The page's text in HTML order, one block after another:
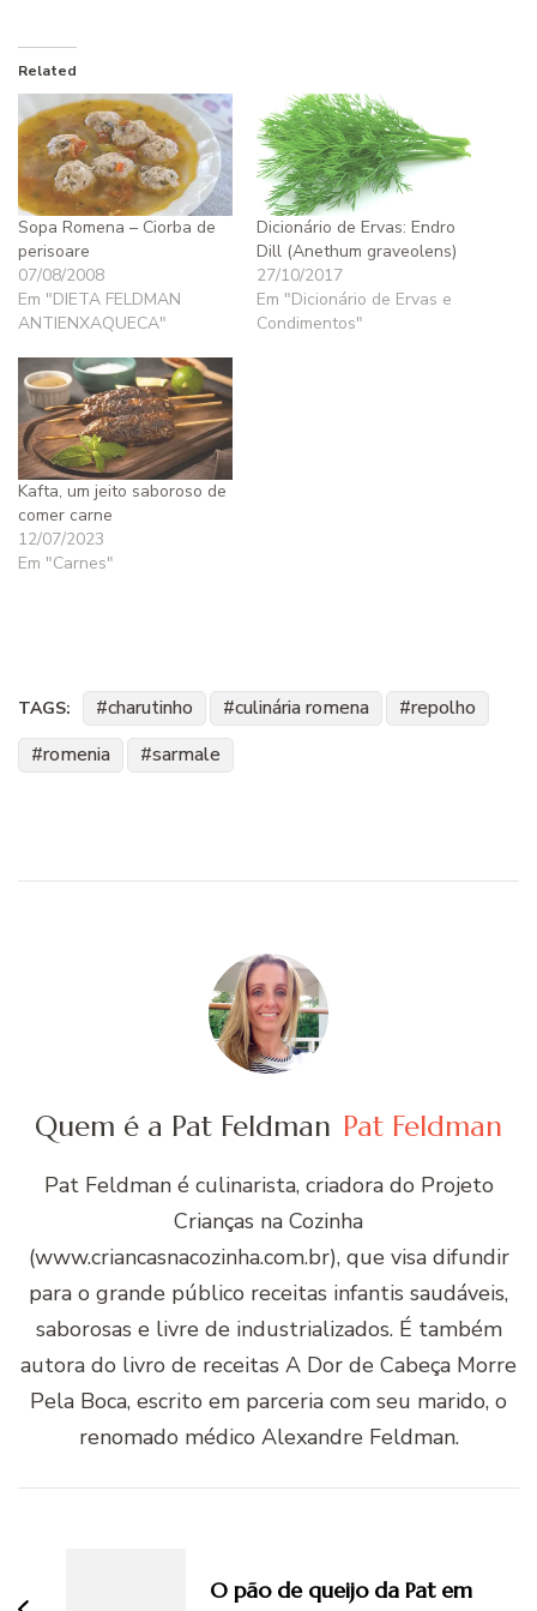
Related
Sopa Romena – Ciorba de
perisoare
07/08/2008
Em "DIETA FELDMAN
ANTIENXAQUECA"
Dicionário de Ervas: Endro
Dill (Anethum graveolens)
27/10/2017
Em "Dicionário de Ervas e
Condimentos"
Kafta, um jeito saboroso de
comer carne
12/07/2023
Em "Carnes"
TAGS: charutinho culinária romena
repolho
romenia
sarmale
Quem é a Pat Feldman Pat Feldman
Pat Feldman é culinarista, criadora do Projeto
Crianças na Cozinha
(www.criancasnacozinha.com.br), que visa difundir
para o grande público receitas infantis saudáveis,
saborosas e livre de industrializados. É também
autora do livro de receitas A Dor de Cabeça Morre
Pela Boca, escrito em parceria com seu marido, o
renomado médico Alexandre Feldman.
O pão de queijo da Pat em